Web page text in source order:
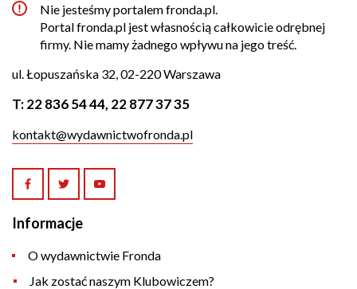
Nie jesteśmy portalem fronda.pl.
Portal fronda.pl jest własnością całkowicie odrębnej
firmy. Nie mamy żadnego wpływu na jego treść.
ul. Łopuszańska 32, 02-220 Warszawa
T:22 836 54 44, 22 877 37 35
kontakt@wydawnictwofronda.pl
Informacje
O wydawnictwie Fronda
Jak zostać naszym Klubowiczem?